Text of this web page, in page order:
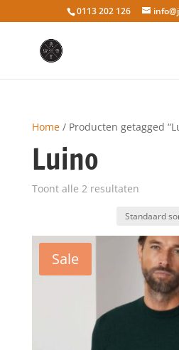
0113 202 126
Home/ Producten getagged
Luino
Toont alle 2 resultaten
Sale